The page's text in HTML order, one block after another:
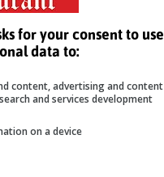
for your consent to use
data to:
content, advertising and content
and services development
on a device